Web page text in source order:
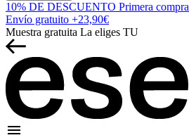
10% DE DESCUENTO Primera compra
Envío gratuito +23,90€
Muestra gratuita La eliges TU
menu